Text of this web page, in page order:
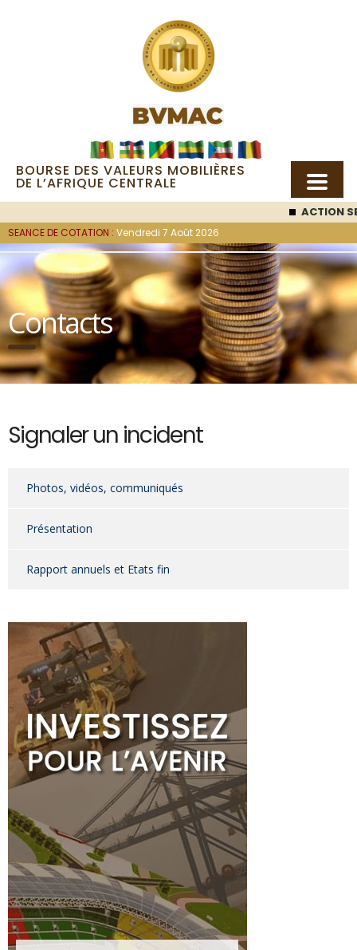
BOURSE DES VALEURS MOBILIÈRES
DE L’AFRIQUE CENTRALE
ACTION
SEANCE DE COTATION : Vendredi 7 Août 2026
Contacts
Signaler un incident
Photos, vidéos, communiqués
Présentation
Rapport annuels et Etats fin